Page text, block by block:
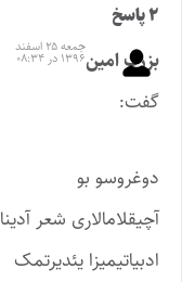
۲ پاسخ
بزرگ امین
گفت:
جمعه ۲۵ اسفند
۱۳۹۶ در ۰۸:۳۴
دوغروسو بو
آچیقلامالاری شعر آدینا
ادبیاتیمیزا یئدیرتمک